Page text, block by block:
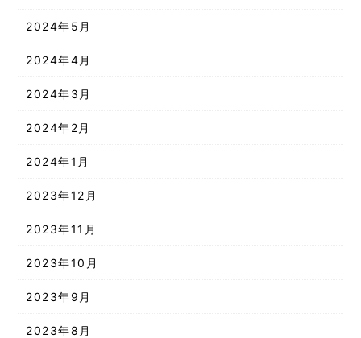
2024年5月
2024年4月
2024年3月
2024年2月
2024年1月
2023年12月
2023年11月
2023年10月
2023年9月
2023年8月